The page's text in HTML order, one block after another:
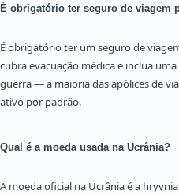
É obrigatório ter seguro de viagem
É obrigatório ter um seguro de
cubra evacuação médica e inclua
guerra — a maioria das apólices de
ativo por padrão.
Qual é a moeda usada na Ucrânia?
A moeda oficial na Ucrânia é a